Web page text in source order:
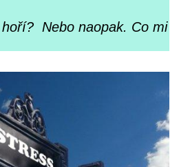
Nebo naopak. Co mi